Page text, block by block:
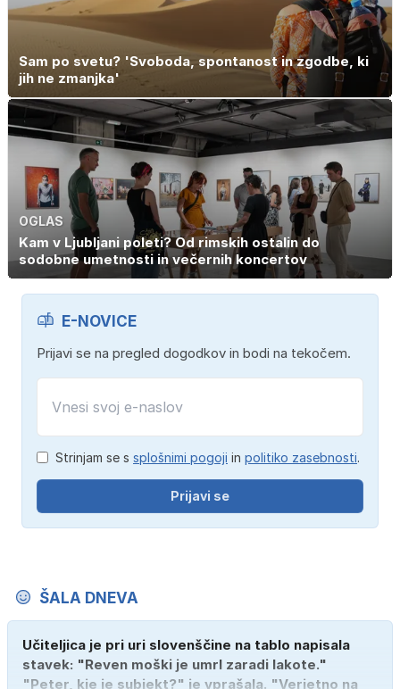
Sam po svetu? 'Svoboda, spontanost in zgodbe, ki
jih ne zmanjka'
OGLAS
Kam v Ljubljani poleti? Od rimskih ostalin do
sodobne umetnosti in večernih koncertov
E-NOVICE
Prijavi se na pregled dogodkov in bodi na tekočem.
Strinjam se s splošnimi pogoji in politiko zasebnosti.
Prijavi se
ŠALA DNEVA
Učiteljica je pri uri slovenščine na tablo napisala
stavek: "Reven moški je umrl zaradi lakote."
"Peter, kje je subjekt?" je vprašala. "Verjetno na